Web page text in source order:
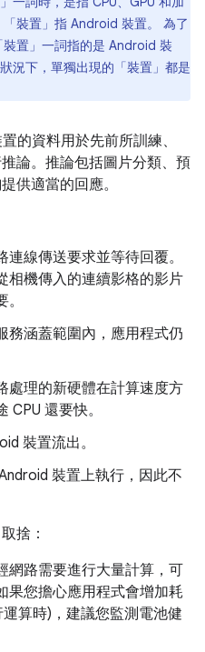
裝置」指 Android 裝置。 為了
置」一詞指的是 Android 裝
況下，單獨出現的「裝置」都是
的資料用於先前所訓練、
論。推論包括圖片分類、預
供適當的回應。
連線傳送要求並等待回覆。
相機傳入的連續影格的影片
務涵蓋範圍內，應用程式仍
處理的新硬體在計算速度方
CPU 還要快。
裝置流出。
裝置上執行，因此不
捨：
網路需要進行大量計算，可
果您擔心應用程式會增加耗
算時)，建議您監測電池健